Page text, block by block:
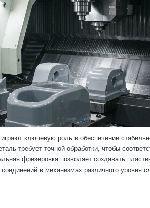
ключевую роль в обеспечении
требует точной обработки, чтобы
фрезеровка позволяет создавать
в механизмах различного уровня